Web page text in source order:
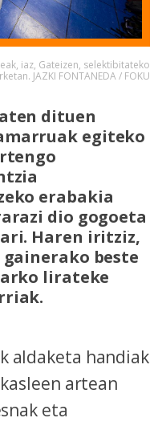
iaz, Gateizen, selektibitateko
JAZKI FONTANEDA / FOKU
dituen
egiteko
erabakia
dio gogoeta
Haren iritziz,
beste
lirateke
aldaketa handiak
artean
eta